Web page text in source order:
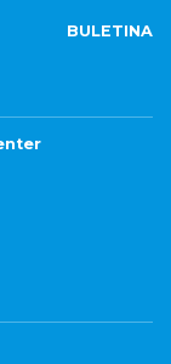
BULETINA